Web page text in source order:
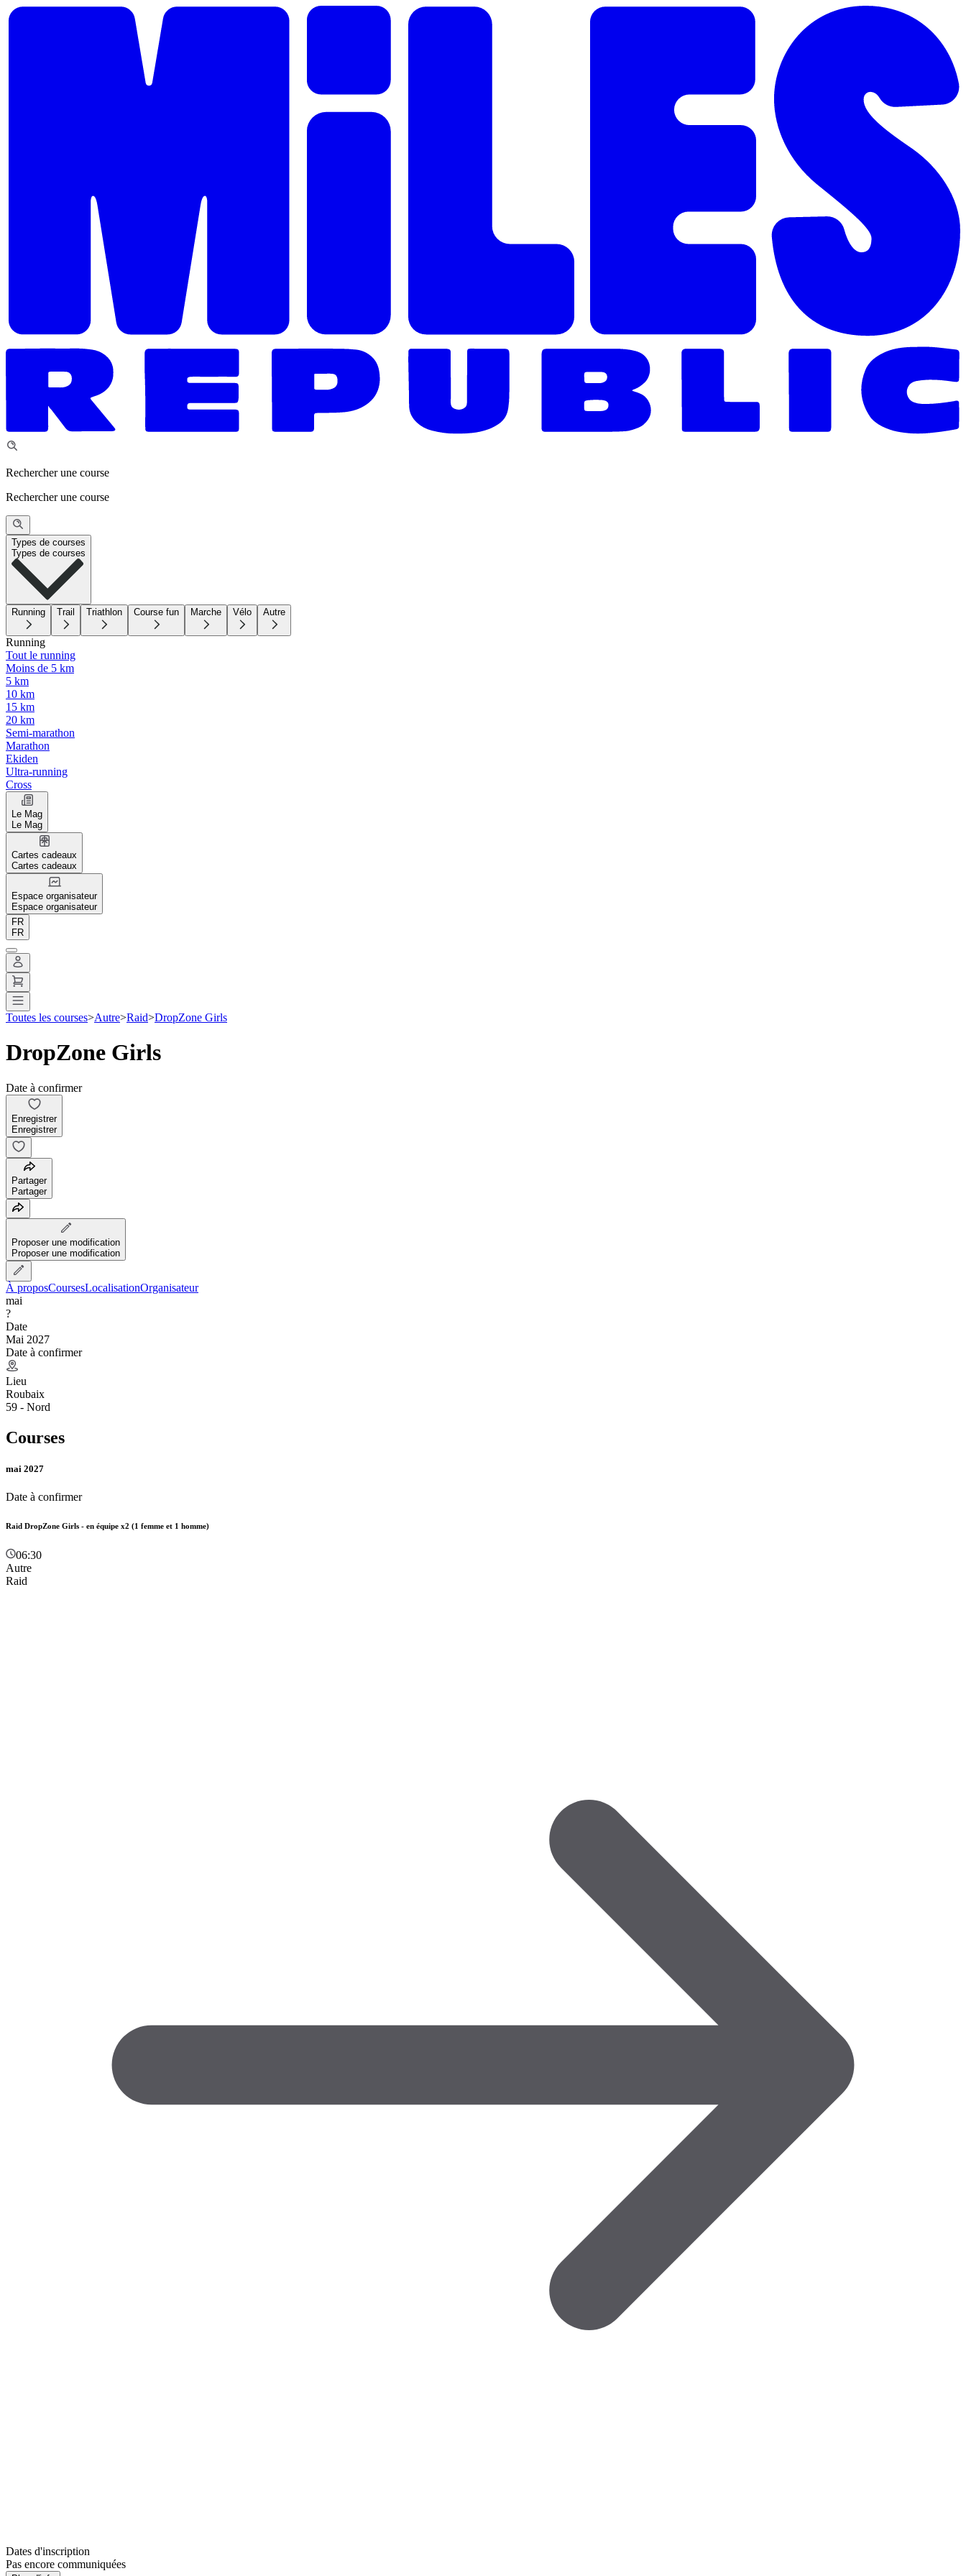
Rechercher une course
Rechercher une course
Types de courses
Types de courses
Running Trail Triathlon Course fun Marche Vélo Autre
Running
Tout le running
Moins de 5 km
5 km
10 km
15 km
20 km
Semi-marathon
Marathon
Ekiden
Ultra-running
Cross
Le Mag
Le Mag
Cartes cadeaux
Cartes cadeaux
Espace organisateur
Espace organisateur
FR
FR
Toutes les courses>Autre>Raid>DropZone Girls
DropZone Girls
Date à confirmer
Enregistrer
Enregistrer
Partager
Partager
Proposer une modification
Proposer une modification
À proposCoursesLocalisationOrganisateur
mai
?
Date
Mai 2027
Date à confirmer
Lieu
Roubaix
59 - Nord
Courses
mai 2027
Date à confirmer
Raid DropZone Girls - en équipe x2 (1 femme et 1 homme)
06:30
Autre
Raid
Dates d'inscription
Pas encore communiquées